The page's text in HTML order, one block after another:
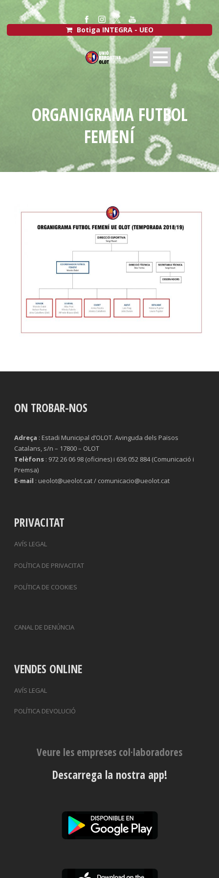
Botiga INTEGRA - UEO
ORGANIGRAMA FUTBOL
FEMENÍ
ON TROBAR-NOS
Adreça : Estadi Municipal d’OLOT. Avinguda dels Països
Catalans, s/n – 17800 – OLOT
Telèfons : 972 26 06 98 (oficines) i 636 052 884 (Comunicació i
Premsa)
E-mail : ueolot@ueolot.cat / comunicacio@ueolot.cat
PRIVACITAT
AVÍS LEGAL
POLÍTICA DE PRIVACITAT
POLÍTICA DE COOKIES
CANAL DE DENÚNCIA
VENDES ONLINE
AVÍS LEGAL
POLÍTICA DEVOLUCIÓ
Veure les empreses col·laboradores
Descarrega la nostra app!